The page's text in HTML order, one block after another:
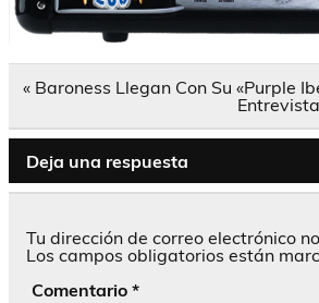
Navegación
« Baroness Llegan Con Su «Purple
Deja una respuesta
Tu dirección de correo electrónico
Los campos obligatorios están
Comentario *